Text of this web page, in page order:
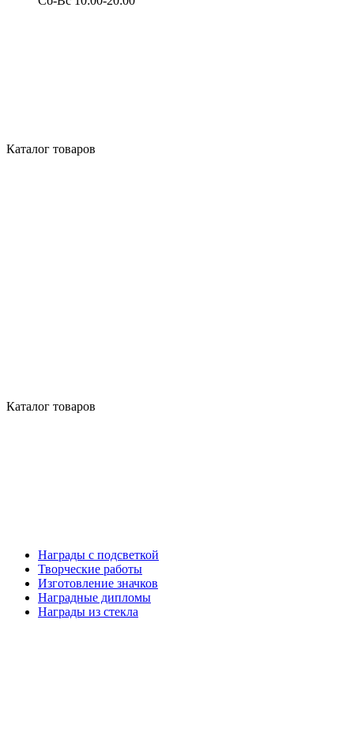
Каталог товаров
Каталог товаров
Награды с подсветкой
Творческие работы
Изготовление значков
Наградные дипломы
Награды из стекла